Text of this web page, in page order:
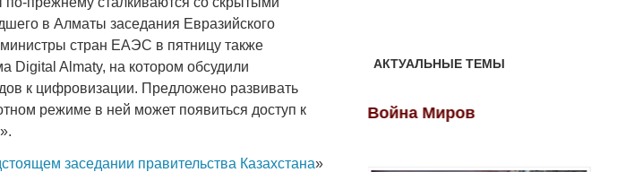
в Алматы заседания Евразийского
стран ЕАЭС в пятницу также
Digital Almaty, на котором обсудили
к цифровизации. Предложено развивать
режиме в ней может появиться доступ к
заседании правительства Казахстана»
АКТУАЛЬНЫЕ ТЕМЫ
Война Миров Война Миров